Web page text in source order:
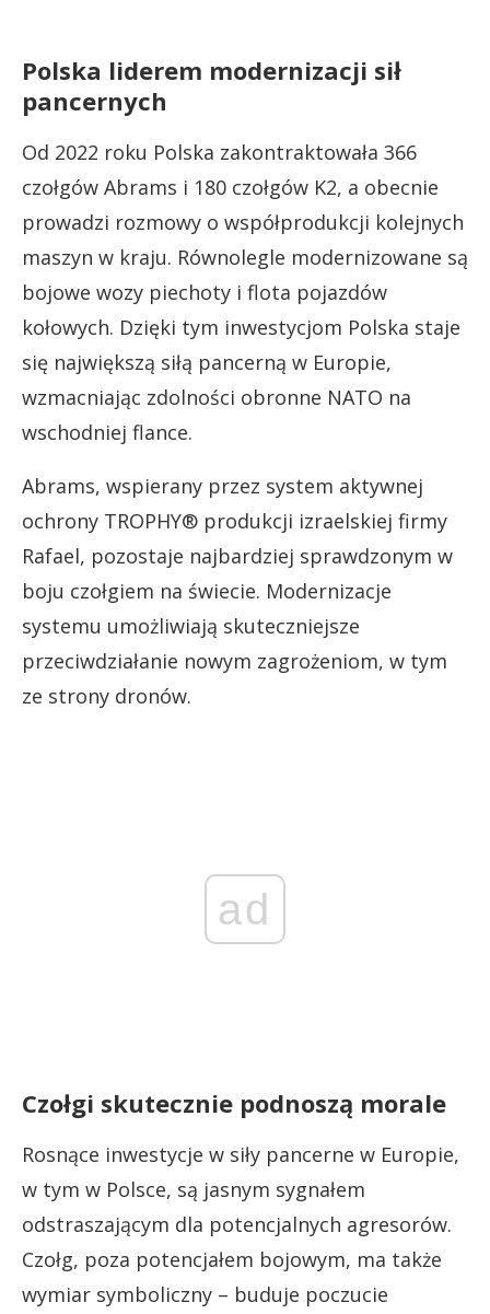
Polska liderem modernizacji sił
pancernych
Od 2022 roku Polska zakontraktowała 366
czołgów Abrams i 180 czołgów K2, a obecnie
prowadzi rozmowy o współprodukcji kolejnych
maszyn w kraju. Równolegle modernizowane są
bojowe wozy piechoty i flota pojazdów
kołowych. Dzięki tym inwestycjom Polska staje
się największą siłą pancerną w Europie,
wzmacniając zdolności obronne NATO na
wschodniej flance.
Abrams, wspierany przez system aktywnej
ochrony TROPHY® produkcji izraelskiej firmy
Rafael, pozostaje najbardziej sprawdzonym w
boju czołgiem na świecie. Modernizacje
systemu umożliwiają skuteczniejsze
przeciwdziałanie nowym zagrożeniom, w tym
ze strony dronów.
ad
Czołgi skutecznie podnoszą morale
Rosnące inwestycje w siły pancerne w Europie,
w tym w Polsce, są jasnym sygnałem
odstraszającym dla potencjalnych agresorów.
Czołg, poza potencjałem bojowym, ma także
wymiar symboliczny – buduje poczucie